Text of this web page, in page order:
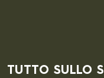
TUTTO SULLO